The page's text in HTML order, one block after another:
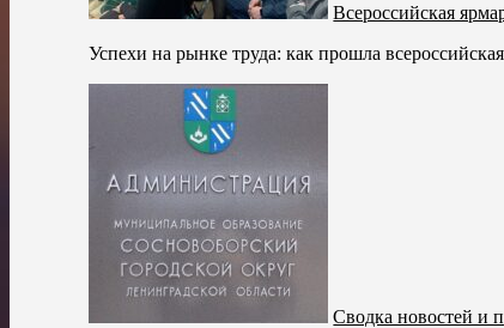
Всероссийская
Успехи на рынке труда: как прошла
Сводка новостей и